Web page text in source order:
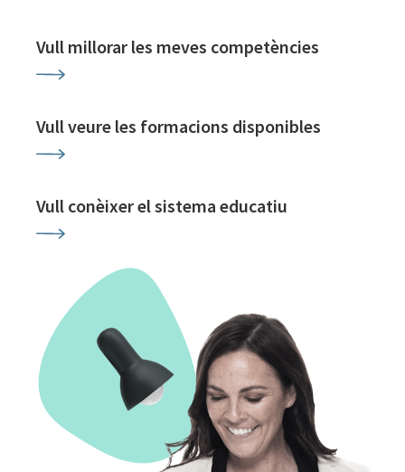
Vull millorar les meves competències
Vull veure les formacions disponibles
Vull conèixer el sistema educatiu